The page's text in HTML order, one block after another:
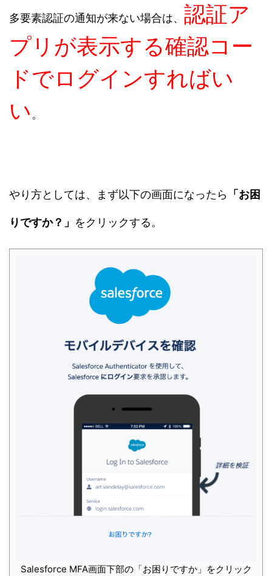
多要素認証の通知が来ない場合は、 認証ア
プリが表示する確認コー
ドでログインすればい
い。
やり方としては、まず以下の画面になったら 「お困
りですか？」 をクリックする。
Salesforce MFA画面下部の「お困りですか」をクリック